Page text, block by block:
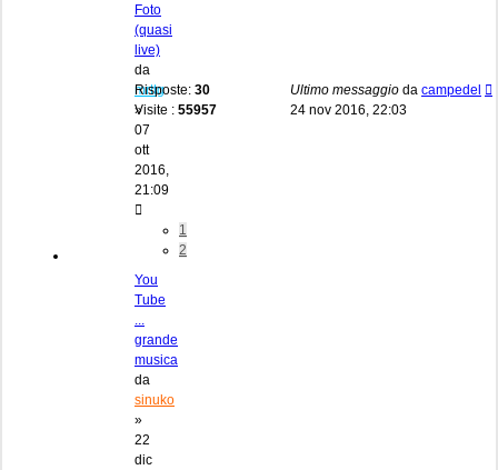
Foto
(quasi
live)
da
mrttg
»
07
ott
2016,
21:09
1
2
Risposte: 30
Visite : 55957
Ultimo messaggio da campedel
24 nov 2016, 22:03
You
Tube
grande
musica
da
sinuko
»
22
dic